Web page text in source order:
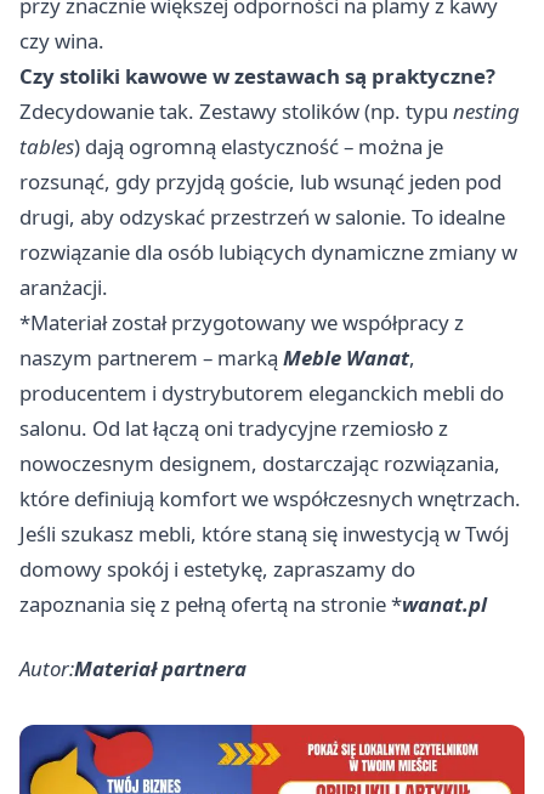
czy wina.
Czy stoliki kawowe w zestawach są praktyczne?
Zdecydowanie tak. Zestawy stolików (np. typu nesting
tables) dają ogromną elastyczność – można je
rozsunąć, gdy przyjdą goście, lub wsunąć jeden pod
drugi, aby odzyskać przestrzeń w salonie. To idealne
rozwiązanie dla osób lubiących dynamiczne zmiany w
aranżacji.
*Materiał został przygotowany we współpracy z
naszym partnerem – marką Meble Wanat,
producentem i dystrybutorem eleganckich mebli do
salonu. Od lat łączą oni tradycyjne rzemiosło z
nowoczesnym designem, dostarczając rozwiązania,
które definiują komfort we współczesnych wnętrzach.
Jeśli szukasz mebli, które staną się inwestycją w Twój
domowy spokój i estetykę, zapraszamy do
zapoznania się z pełną ofertą na stronie *wanat.pl
Autor:Materiał partnera